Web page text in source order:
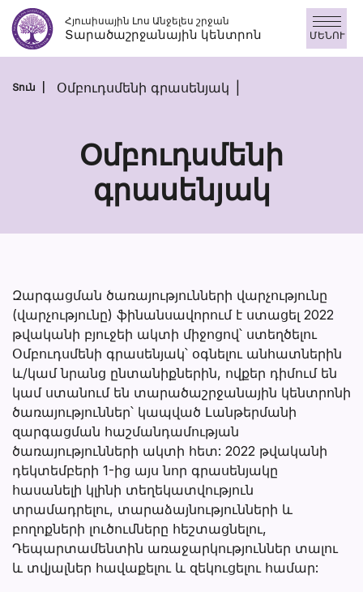
Անցնել
բովանդակությանըՀյուսիսային Լոս Անջելես շրջան
Տարածաշրջանային կենտրոն ՄԵՆՈՒ
Տուն Օմբուդսմենի գրասենյակ
Օմբուդսմենի
գրասենյակ
Օմբուդսմենի
Զարգացման ծառայությունների վարչությունը
(վարչությունը) ֆինանսավորում է ստացել 2022
թվականի բյուջեի ակտի միջոցով՝ ստեղծելու
Օմբուդսմենի գրասենյակ՝ օգնելու անհատներին
և/կամ նրանց ընտանիքներին, ովքեր դիմում են
կամ ստանում են տարածաշրջանային կենտրոնի
ծառայություններ՝ կապված Լանթերմանի
զարգացման հաշմանդամության
ծառայությունների ակտի հետ: 2022 թվականի
դեկտեմբերի 1-ից այս նոր գրասենյակը
հասանելի կլինի տեղեկատվություն
տրամադրելու, տարաձայնությունների և
բողոքների լուծումները հեշտացնելու,
Դեպարտամենտին առաջարկություններ տալու
և տվյալներ հավաքելու և զեկուցելու համար: